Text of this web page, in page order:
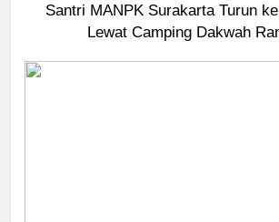
Santri MANPK Surakarta Turun
Lewat Camping Dakwah